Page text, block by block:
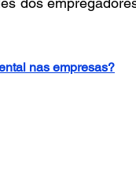
nas empresas?